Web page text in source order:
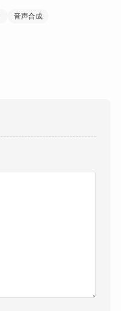
音声合成